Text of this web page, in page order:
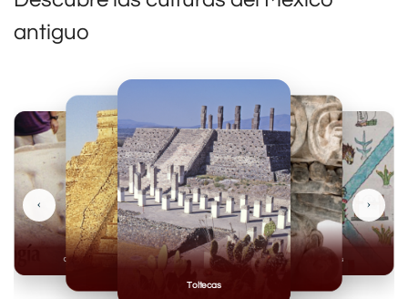
antiguo
Toltecas
Mexicas
Olmecas
‹ ›